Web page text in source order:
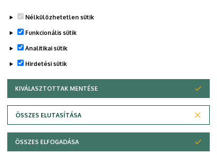
Legutóbbi frissítés:
Adatvédelem
Copyright © 2026 Unideb
Nélkülözhetetlen sütik
Funkcionális sütik
Analitikai sütik
Hirdetési sütik
KIVÁLASZTOTTAK MENTÉSE
ÖSSZES ELUTASÍTÁSA
WITHDRAW CONSENT
ÖSSZES ELFOGADÁSA